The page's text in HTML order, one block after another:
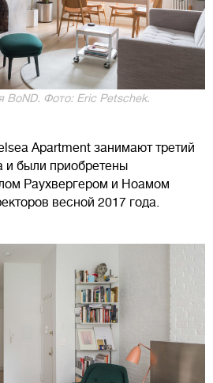
BoND. Фото: Eric Petschek.
Apartment занимают третий
и были приобретены
Раухвергером и Ноамом
весной 2017 года.